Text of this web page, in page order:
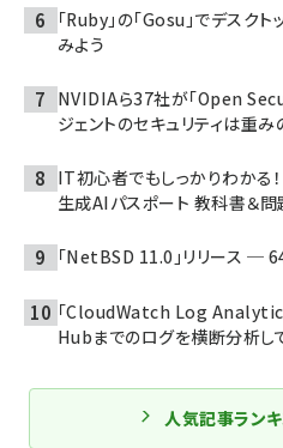
「Ruby」の「Gosu」でデスク
みよう
NVIDIAら37社が「Open
ジェントのセキュリティは重
IT初心者でもしっかりわかる
生成AIパスポート 教科書＆問
「NetBSD 11.0」リリース ─
「CloudWatch Log
Hubまでのログを横断分析し
人気記事ラン